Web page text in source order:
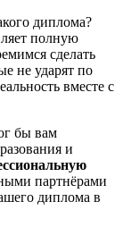
диплома?
полную
сделать
не ударят по
вместе с
бы вам
и
партнёрами
диплома в